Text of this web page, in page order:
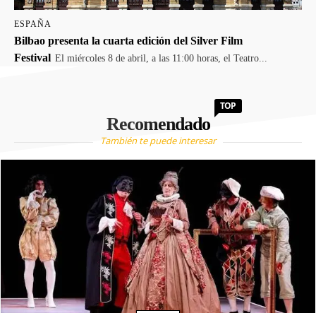
ESPAÑA
Bilbao presenta la cuarta edición del Silver Film
Festival El miércoles 8 de abril, a las 11:00 horas, el Teatro...
Recomendado
TOP
También te puede interesar